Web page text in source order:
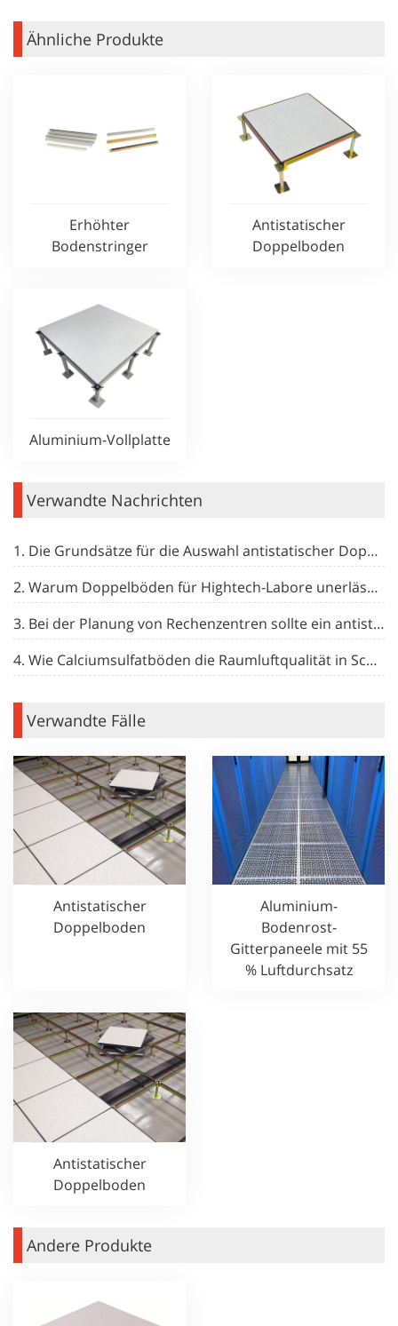
Ähnliche Produkte
Erhöhter
Bodenstringer
Antistatischer
Doppelboden
Aluminium-Vollplatte
Verwandte Nachrichten
1. Die Grundsätze für die Auswahl antistatischer Doppelböden
2. Warum Doppelböden für Hightech-Labore unerlässlich sind
3. Bei der Planung von Rechenzentren sollte ein antistatischer Doppelboden in Betracht gezogen werden.
4. Wie Calciumsulfatböden die Raumluftqualität in Schulen und Universitäten verbessern können
Verwandte Fälle
Antistatischer
Doppelboden
Aluminium-
Bodenrost-
Gitterpaneele mit 55
% Luftdurchsatz
Antistatischer
Doppelboden
Andere Produkte